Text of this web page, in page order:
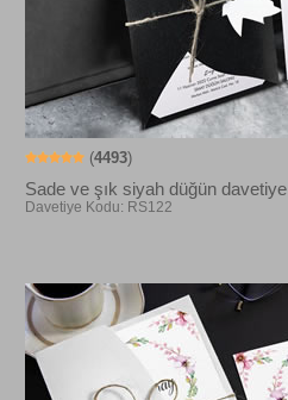
(4493)
Sade ve şık siyah düğün davetiye